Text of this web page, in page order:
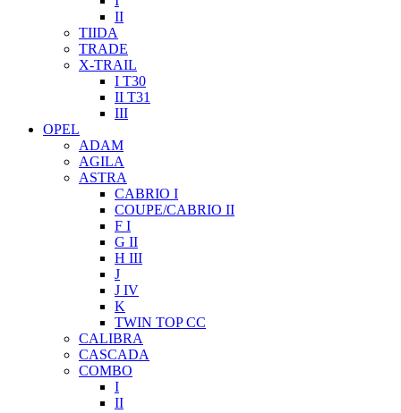
II
TIIDA
TRADE
X-TRAIL
I T30
II T31
III
OPEL
ADAM
AGILA
ASTRA
CABRIO I
COUPE/CABRIO II
F I
G II
H III
J
J IV
K
TWIN TOP CC
CALIBRA
CASCADA
COMBO
I
II